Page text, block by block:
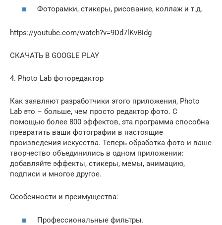
Фоторамки, стикеры, рисование, коллаж и т.д.
https://youtube.com/watch?v=9Dd7lKvBidg
СКАЧАТЬ В GOOGLE PLAY
4. Photo Lab фоторедактор
Как заявляют разработчики этого приложения, Photo
Lab это – больше, чем просто редактор фото. С
помощью более 800 эффектов, эта программа способна
превратить ваши фотографии в настоящие
произведения искусства. Теперь обработка фото и ваше
творчество объединились в одном приложении:
добавляйте эффекты, стикеры, мемы, анимацию,
подписи и многое другое.
Особенности и преимущества:
Профессиональные фильтры.